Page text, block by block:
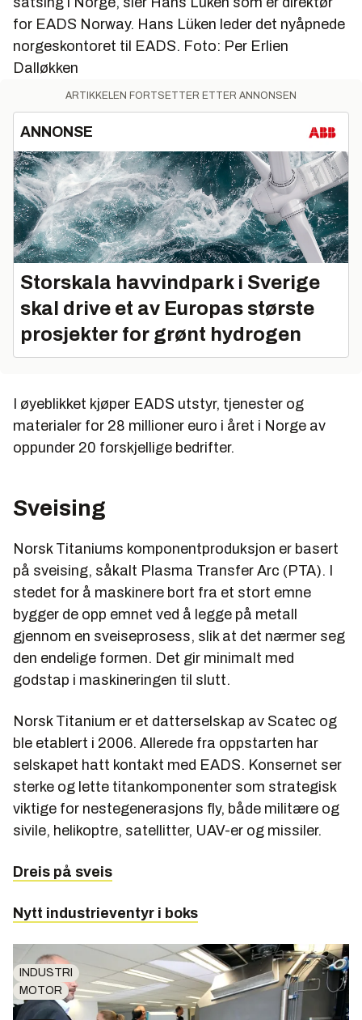
for EADS Norway. Hans Lüken leder det nyåpnede
norgeskontoret til EADS. Foto: Per Erlien
Dalløkken
ARTIKKELEN FORTSETTER ETTER ANNONSEN
ANNONSE
Storskala havvindpark i Sverige
skal drive et av Europas største
prosjekter for grønt hydrogen
I øyeblikket kjøper EADS utstyr, tjenester og
materialer for 28 millioner euro i året i Norge av
oppunder 20 forskjellige bedrifter.
Sveising
Norsk Titaniums komponentproduksjon er basert
på sveising, såkalt Plasma Transfer Arc (PTA). I
stedet for å maskinere bort fra et stort emne
bygger de opp emnet ved å legge på metall
gjennom en sveiseprosess, slik at det nærmer seg
den endelige formen. Det gir minimalt med
godstap i maskineringen til slutt.
Norsk Titanium er et datterselskap av Scatec og
ble etablert i 2006. Allerede fra oppstarten har
selskapet hatt kontakt med EADS. Konsernet ser
sterke og lette titankomponenter som strategisk
viktige for nestegenerasjons fly, både militære og
sivile, helikoptre, satellitter, UAV-er og missiler.
Dreis på sveis
Nytt industrieventyr i boks
INDUSTRI
MOTOR